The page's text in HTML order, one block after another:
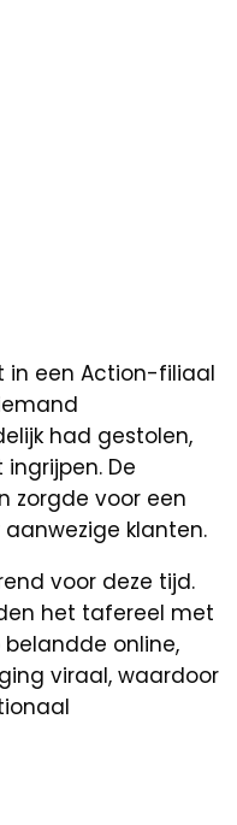
in een Action-filiaal
had gestolen,
De
zorgde voor een
klanten.
voor deze tijd.
het tafereel met
online,
viraal, waardoor